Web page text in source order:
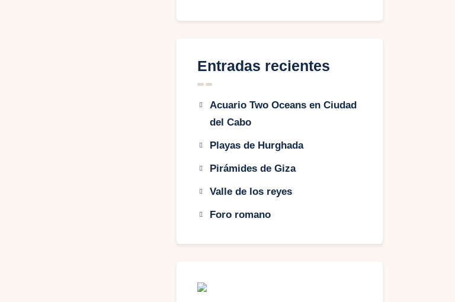
Entradas recientes
Acuario Two Oceans en Ciudad
del Cabo
Playas de Hurghada
Pirámides de Giza
Valle de los reyes
Foro romano